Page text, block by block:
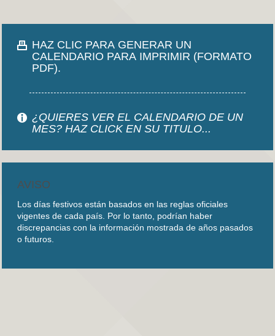
HAZ CLIC PARA GENERAR UN
CALENDARIO PARA IMPRIMIR (FORMATO
PDF).
¿QUIERES VER EL CALENDARIO DE UN
MES? HAZ CLICK EN SU TITULO...
AVISO
Los días festivos están basados en las reglas oficiales
vigentes de cada país. Por lo tanto, podrían haber
discrepancias con la información mostrada de años pasados
o futuros.